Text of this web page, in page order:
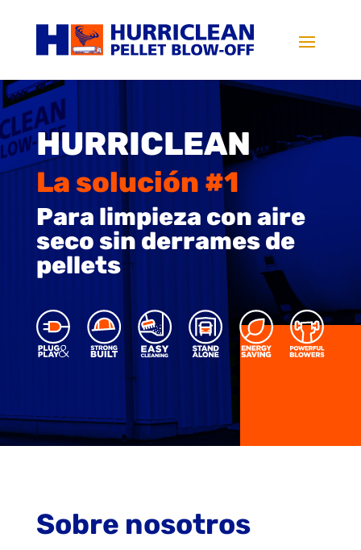
HURRICLEAN
La solución #1
Para limpieza con aire
seco sin derrames de
pellets
Sobre nosotros